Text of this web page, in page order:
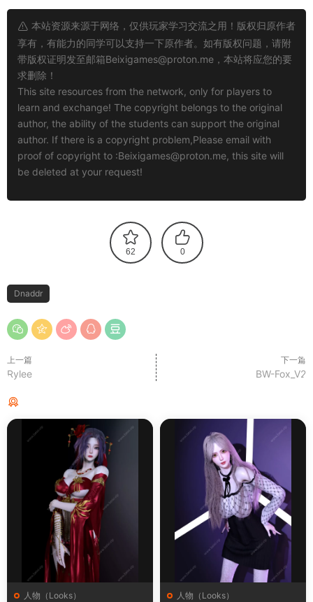
本站资源来源于网络，仅供玩家学习交流之用！版权归原作者
享有，有能力的同学可以支持一下原作者。如有版权问题，请附
带版权证明发至邮箱Beixigames@proton.me ，本站将应您的要
求删除！
This site resources from the network, only for players to
learn and exchange! The copyright belongs to the original
author, the ability of the students can support the original
author. If there is a copyright problem,Please email with
proof of copyright to :Beixigames@proton.me, this site will
be deleted at your request!
62 0
Dnaddr
上一篇
Rylee
下一篇
BW-Fox_V2
人物（Looks） 人物（Looks）